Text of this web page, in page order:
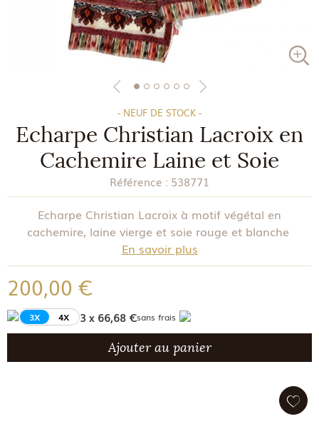
- NEUF DE STOCK -
Echarpe Christian Lacroix en
Cachemire Laine et Soie
Référence : 538771
Echarpe Christian Lacroix à motif végétal en
cachemire, laine vierge et soie rouge et blanche
En savoir plus
200,00 €
3X 4X 3 x 66,68 €sans frais
Ajouter au panier